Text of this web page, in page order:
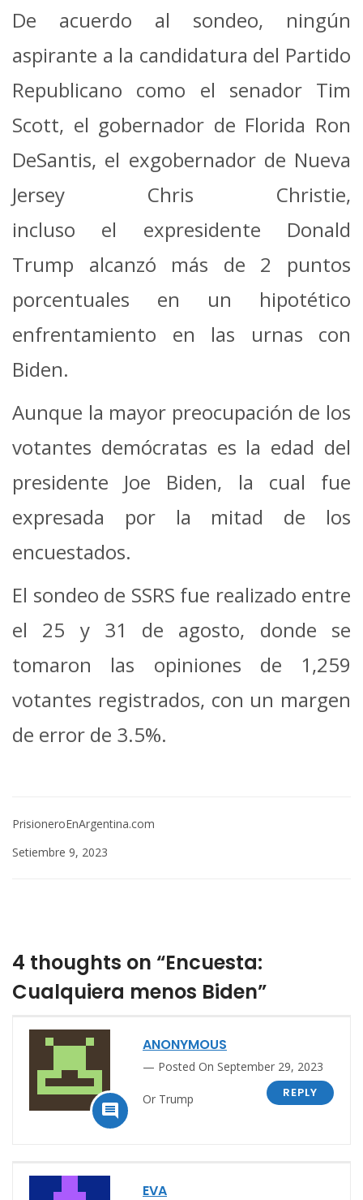
De acuerdo al sondeo, ningún
aspirante a la candidatura del Partido
Republicano como el senador Tim
Scott, el gobernador de Florida Ron
DeSantis, el exgobernador de Nueva
Jersey Chris Christie,
incluso el expresidente Donald
Trump alcanzó más de 2 puntos
porcentuales en un hipotético
enfrentamiento en las urnas con
Biden.
Aunque la mayor preocupación de los
votantes demócratas es la edad del
presidente Joe Biden, la cual fue
expresada por la mitad de los
encuestados.
El sondeo de SSRS fue realizado entre
el 25 y 31 de agosto, donde se
tomaron las opiniones de 1,259
votantes registrados, con un margen
de error de 3.5%.
PrisioneroEnArgentina.com
Setiembre 9, 2023
4 thoughts on “Encuesta:
Cualquiera menos Biden”

ANONYMOUS
Posted On September 29, 2023
REPLY
Or Trump
EVA